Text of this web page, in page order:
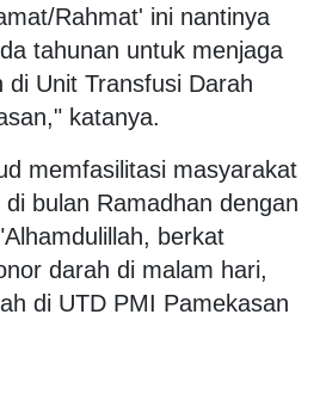
Rahmat' ini nantinya
tahunan untuk menjaga
di Unit Transfusi Darah
katanya.
memfasilitasi masyarakat
bulan Ramadhan dengan
berkat
darah di malam hari,
di UTD PMI Pamekasan